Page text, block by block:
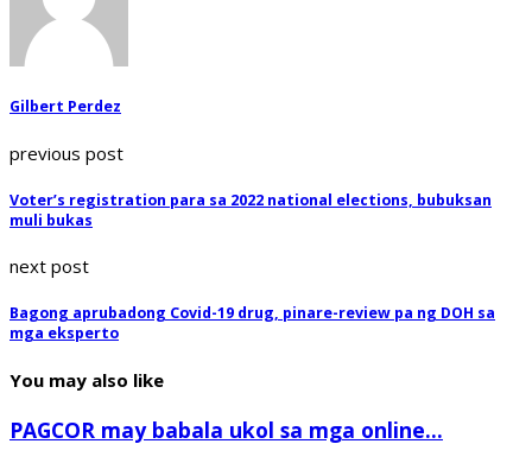
Gilbert Perdez
previous post
Voter’s registration para sa 2022 national elections, bubuksan
muli bukas
next post
Bagong aprubadong Covid-19 drug, pinare-review pa ng DOH sa
mga eksperto
You may also like
PAGCOR may babala ukol sa mga online...